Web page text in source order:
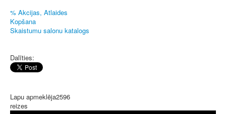
% Akcijas, Atlaides
Kopšana
Skaistumu salonu katalogs
Dalīties:
Lapu apmeklēja2596
reizes